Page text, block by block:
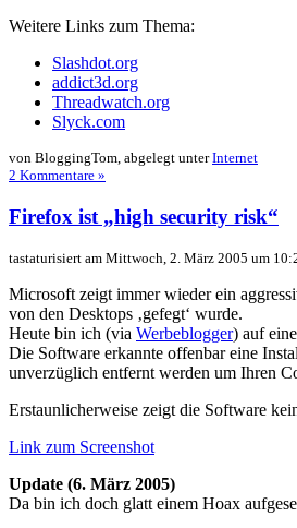
Weitere Links zum Thema:
Slashdot.org
addict3d.org
Threadwatch.org
Slyck.com
von BloggingTom, abgelegt unterInternet
2 Kommentare »
Firefox ist „high security risk“
tastaturisiert am Mittwoch, 2. März 2005 um
Microsoft zeigt immer wieder ein
von den Desktops ‚gefegt‘ wurde.
Heute bin ich (via Werbeblogger) auf
Die Software erkannte offenbar eine
unverzüglich entfernt werden um Ihren
Erstaunlicherweise zeigt die Software
Link zum Screenshot
Update (6. März 2005)
Da bin ich doch glatt einem Hoax